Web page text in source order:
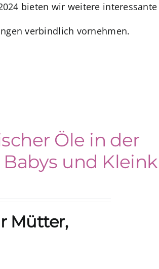
bieten wir weitere
verbindlich vornehmen.
Öle in der
und
Mütter,